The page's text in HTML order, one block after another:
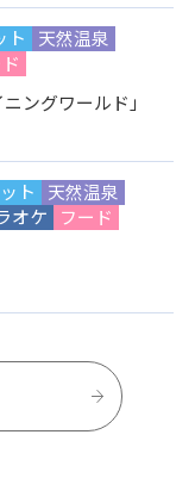
ト
天然温泉
ングワールド」
ト
天然温泉
オケ
フード